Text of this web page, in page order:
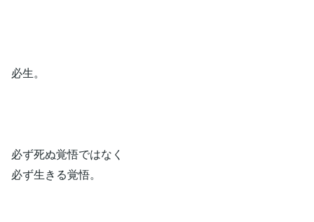
必生。
必ず死ぬ覚悟ではなく
必ず生きる覚悟。